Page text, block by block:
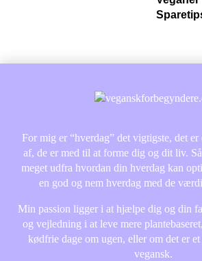
For mig er “hverdag” det vigtigste, det er
af, de er med til at forme dig og dit liv.
meget udfra hvordan din hverdag kan
en god og nem hverdag med de
Min passion ligger i at hjælpe dig og din
og vejledning i at leve mere
kødfrie dage om ugen, eller om det er
vegansk.